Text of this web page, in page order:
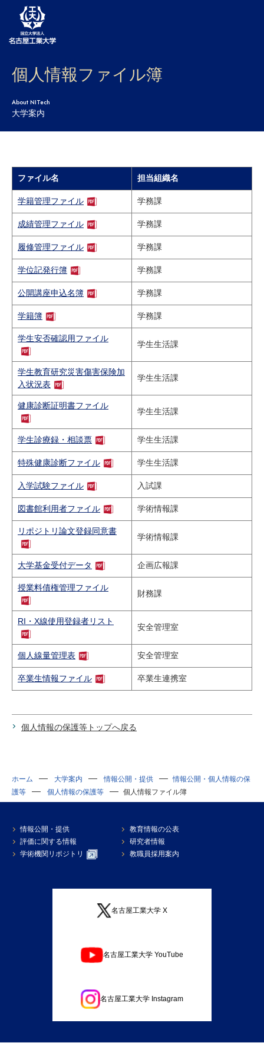
大学案内
学部・大学院・センター
研究・産学官連携
社会連携
国際交流
研究・教員Navi
受験生 在学生
企業・研究者
地域・一般
寄附のお願い
アクセス
個人情報ファイル簿
About NITech
大学案内
ファイル名 担当組織名
学籍管理ファイル 学務課
成績管理ファイル 学務課
履修管理ファイル 学務課
学位記発行簿 学務課
公開講座申込名簿 学務課
学籍簿 学務課
学生安否確認用ファイル
学生生活課
学生教育研究災害傷害保険加
入状況表
学生生活課
健康診断証明書ファイル
学生生活課
学生診療録・相談票 学生生活課
特殊健康診断ファイル 学生生活課
入学試験ファイル 入試課
図書館利用者ファイル 学術情報課
リポジトリ論文登録同意書
学術情報課
大学基金受付データ 企画広報課
授業料債権管理ファイル
財務課
RI・X線使用登録者リスト
安全管理室
個人線量管理表 安全管理室
卒業生情報ファイル 卒業生連携室
個人情報の保護等トップへ戻る
ホーム 大学案内 情報公開・提供
情報公開・個人情報の保
護等
個人情報の保護等 個人情報ファイル簿
情報公開・提供
教育情報の公表
評価に関する情報
研究者情報
学術機関リポジトリ
教職員採用案内
名古屋工業大学 X
名古屋工業大学 YouTube
名古屋工業大学 Instagram